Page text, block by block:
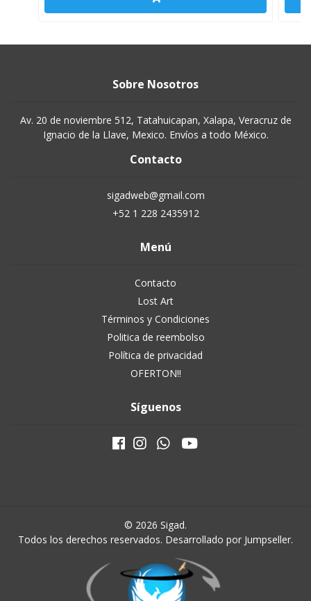
Sobre Nosotros
Av. 20 de noviembre 512, Tatahuicapan, Xalapa, Veracruz de
Ignacio de la Llave, Mexico. Envíos a todo México.
Contacto
sigadweb@gmail.com
+52 1 228 2435912
Menú
Contacto
Lost Art
Términos y Condiciones
Politica de reembolso
Política de privacidad
OFERTON!!
Síguenos
© 2026 Sigad.
Todos los derechos reservados. Desarrollado por Jumpseller.